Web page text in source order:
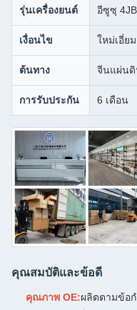
รุ่นเครื่องยนต์ อีซูซุ
เงื่อนไข ใหม่เอี่ย
ต้นทาง จีนแผ่น
การรับประกัน 6 เดือน
คุณสมบัติและข้อดี
คุณภาพ OE:ผลิตตามข้อ